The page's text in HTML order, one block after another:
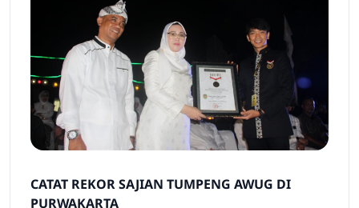
CATAT REKOR SAJIAN TUMPENG AWUG DI
PURWAKARTA